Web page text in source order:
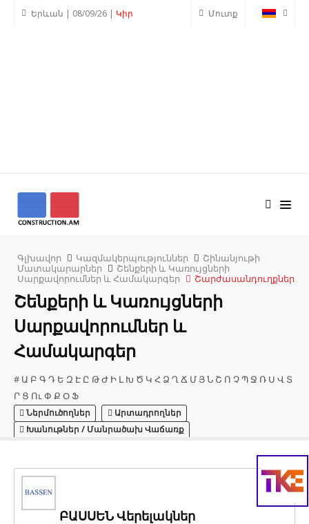
Մուտք
Երևան | 08/09/26 | Կիր
Գլխավոր Կազմակերպություններ
Շինանյութի
Մատակարարներ
Շենքերի և Կառույցների
Սարքավորումներ և Համակարգեր
Շարժասանդուղքներ
Շենքերի և Կառույցների
Սարքավորումներ և
Համակարգեր
# Ա Բ ԳԴ Ե Զ Է Ը ԹԺ Ի Լ Խ Ծ Կ Հ Ձ ՂՃ Մ ՅՆ Շ Ո ՉՊ Ջ Ռ Ս Վ Տ
Ր Ց ՈւՓ Ք ՕՖ
Ներմուծողներ
Արտադրողներ
Խանութներ / Մանրածախ Վաճառք
ԲԱՍՍԵՆ Վերելակներ